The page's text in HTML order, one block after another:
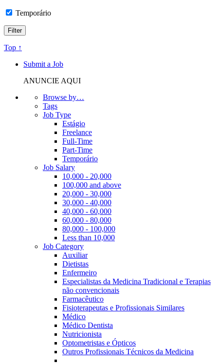
Temporário
Top ↑
Submit a Job
ANUNCIE AQUI
Browse by…
Tags
Job Type
Estágio
Freelance
Full-Time
Part-Time
Temporário
Job Salary
10,000 - 20,000
100,000 and above
20,000 - 30,000
30,000 - 40,000
40,000 - 60,000
60,000 - 80,000
80,000 - 100,000
Less than 10,000
Job Category
Auxiliar
Dietistas
Enfermeiro
Especialistas da Medicina Tradicional e Terapias
não convencionais
Farmacêutico
Fisioterapeutas e Profissionais Similares
Médico
Médico Dentista
Nutricionista
Optometristas e Ópticos
Outros Profissionais Técnicos da Medicina